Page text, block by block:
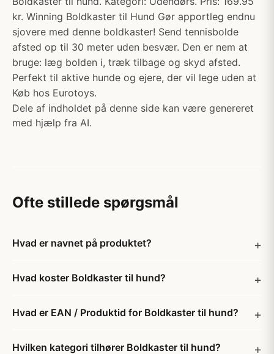
kr. Winning Boldkaster til Hund Gør apportleg endnu
sjovere med denne boldkaster! Send tennisbolde
afsted op til 30 meter uden besvær. Den er nem at
bruge: læg bolden i, træk tilbage og skyd afsted.
Perfekt til aktive hunde og ejere, der vil lege uden at
Køb hos Eurotoys.
Dele af indholdet på denne side kan være genereret
med hjælp fra AI.
Ofte stillede spørgsmål
Hvad er navnet på produktet?
Hvad koster Boldkaster til hund?
Hvad er EAN / Produktid for Boldkaster til hund?
Hvilken kategori tilhører Boldkaster til hund?